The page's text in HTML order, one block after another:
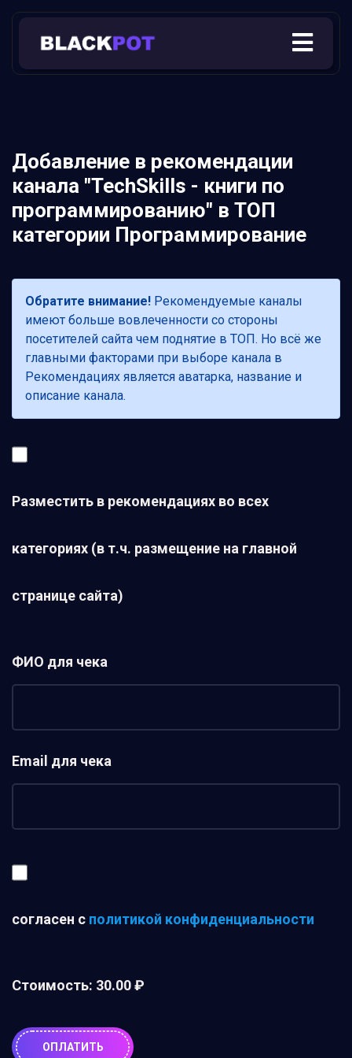
Добавление в рекомендации
канала "TechSkills - книги по
программированию" в ТОП
категории Программирование
Обратите внимание! Рекомендуемые каналы
имеют больше вовлеченности со стороны
посетителей сайта чем поднятие в ТОП. Но всё же
главными факторами при выборе канала в
Рекомендациях является аватарка, название и
описание канала.
Разместить в рекомендациях во всех
категориях (в т.ч. размещение на главной
странице сайта)
ФИО для чека
Email для чека
согласен с политикой конфиденциальности
Стоимость: 30.00 ₽
ОПЛАТИТЬ